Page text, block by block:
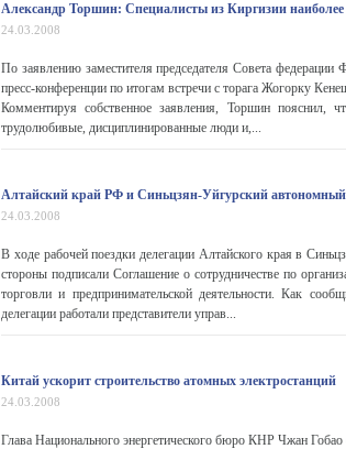
Александр Торшин: Специалисты из Киргизии
24.03.2008
По заявлению заместителя председателя Совета
пресс-конференции по итогам встречи с торага Жогорку
Комментируя собственное заявления, Торшин пояснил,
трудолюбивые, дисциплинированные люди и,...
Алтайский край РФ и Синьцзян-Уйгурский
24.03.2008
В ходе рабочей поездки делегации Алтайского края в
стороны подписали Соглашение о сотрудничестве по
торговли и предпринимательской деятельности. Как
делегации работали представители управ...
Китай ускорит строительство атомных электростанций
24.03.2008
Глава Национального энергетического бюро КНР Чжан